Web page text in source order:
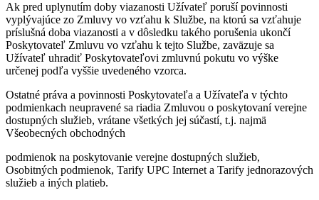
Ak pred uplynutím doby viazanosti Užívateľ poruší povinnosti
vyplývajúce zo Zmluvy vo vzťahu k Službe, na ktorú sa vzťahuje
príslušná doba viazanosti a v dôsledku takého porušenia ukončí
Poskytovateľ Zmluvu vo vzťahu k tejto Službe, zaväzuje sa
Užívateľ uhradiť Poskytovateľovi zmluvnú pokutu vo výške
určenej podľa vyššie uvedeného vzorca.
Ostatné práva a povinnosti Poskytovateľa a Užívateľa v týchto
podmienkach neupravené sa riadia Zmluvou o poskytovaní verejne
dostupných služieb, vrátane všetkých jej súčastí, t.j. najmä
Všeobecných obchodných
podmienok na poskytovanie verejne dostupných služieb,
Osobitných podmienok, Tarify UPC Internet a Tarify jednorazových
služieb a iných platieb.